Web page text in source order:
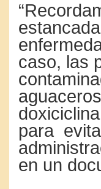
caso, las
para
en un